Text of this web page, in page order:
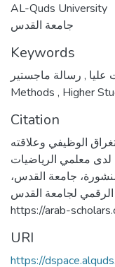
AL-Quds University
جامعة القدس
Keywords
عليا ,
Methods , Higher
Citation
مازن. (2019). الاستغراق الوظيفي وعلاقته
لدى معلمي الرياضيات
جامعة القدس،
لجامعة القدس.
https://arab-
URI
https://